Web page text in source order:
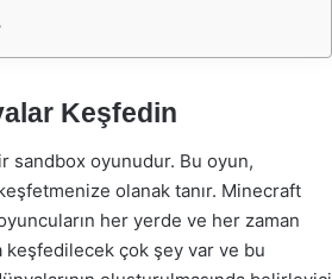
Keşfedin
sandbox oyunudur. Bu oyun,
keşfetmenize olanak tanır. Minecraft
her yerde ve her zaman
keşfedilecek çok şey var ve bu